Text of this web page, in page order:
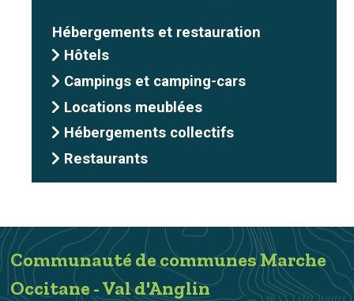
Hébergements et restauration
Hôtels
Campings et camping-cars
Locations meublées
Hébergements collectifs
Restaurants
Communauté de communes Marche
Occitane - Val d'Anglin